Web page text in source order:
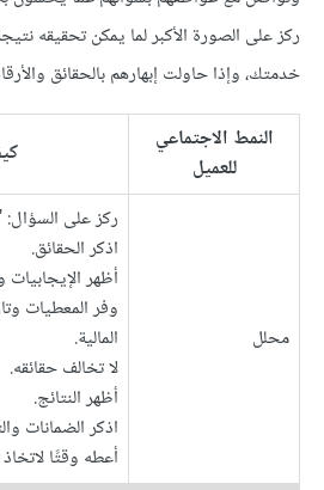
ركز على الصورة الأكبر لما يمكن تحقيقه
خدمتك، وإذا حاولت إبهارهم بالحقائق
النمط الاجتماعي
للعميل
محلل
ركز على
اذكر الحقائق.
أظهر الإيجابيات
وفر المعطيات
المالية.
لا تخالف حقائقه.
أظهر النتائج.
اذكر الضمانات
أعطه وقتًا لاتخاذ